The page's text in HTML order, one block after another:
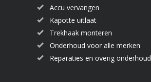
Accu vervangen
Kapotte uitlaat
Trekhaak monteren
Onderhoud voor alle merken
Reparaties en overig onderhoud